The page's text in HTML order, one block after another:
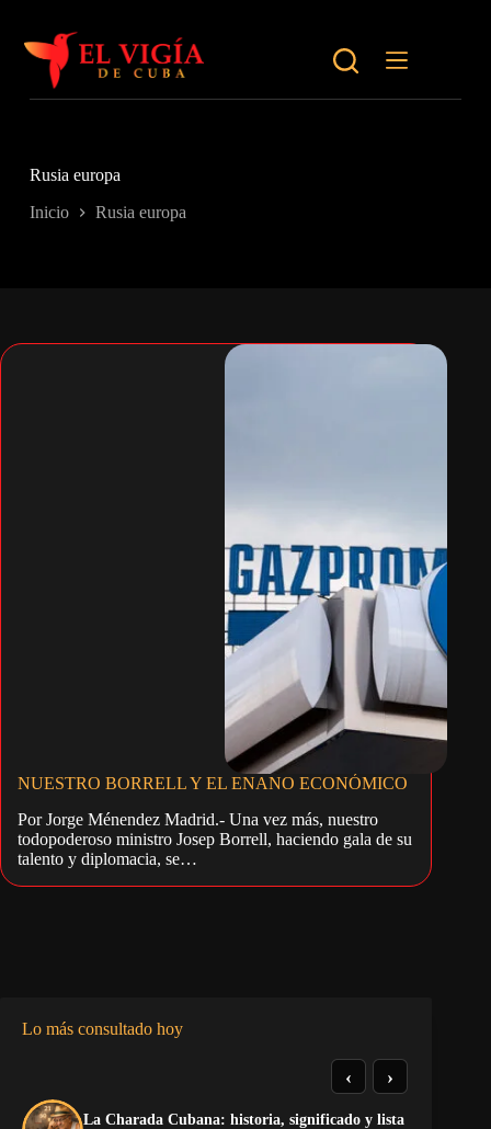
contenido
Rusia europa
Inicio Rusia europa
NUESTRO BORRELL Y EL ENANO ECONÓMICO
Por Jorge Ménendez Madrid.- Una vez más, nuestro
todopoderoso ministro Josep Borrell, haciendo gala de su
talento y diplomacia, se…
Lo más consultado hoy
La Charada Cubana: historia, significado y lista
‹ ›